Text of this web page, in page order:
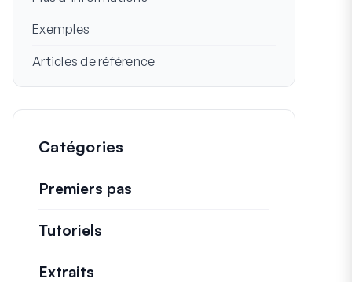
Exemples
Articles de référence
Catégories
Premiers pas
Tutoriels
Extraits